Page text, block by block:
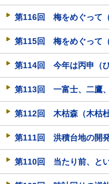
第116回 梅をめぐって（
第115回 梅をめぐって（
第114回 今年は丙申（ひ
第113回 一富士、二鷹
第112回 木枯森（木枯杜
第111回 洪積台地の開
第110回 当たり前、と